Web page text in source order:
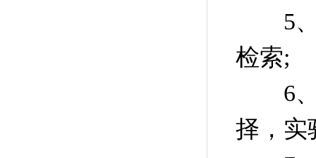
5、
检索;
6、
择，实